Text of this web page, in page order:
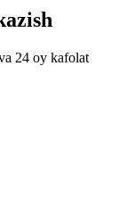
24 oy kafolat